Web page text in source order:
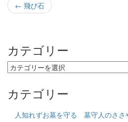
Post navigation
← 飛び石
カテゴリー
カテゴリー
カテゴリー
人知れずお墓を守る 墓守人のささ